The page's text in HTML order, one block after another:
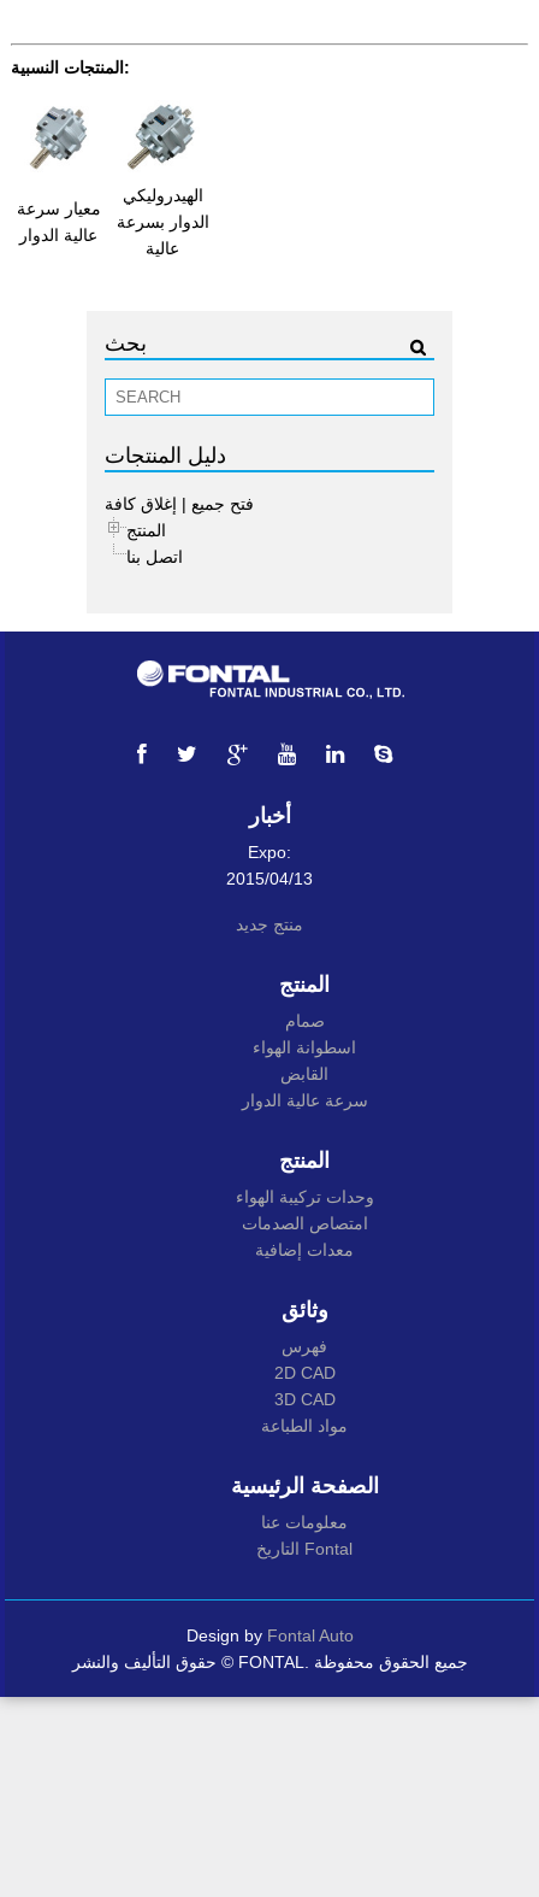
المنتجات النسبية:
معيار سرعة
عالية الدوار
الهيدروليكي
الدوار بسرعة
عالية
بحث
دليل المنتجات
فتح جميع | إغلاق كافة
المنتج
اتصل بنا
أخبار
Expo:
2015/04/13
منتج جديد
المنتج
صمام
اسطوانة الهواء
القابض
سرعة عالية الدوار
المنتج
وحدات تركيبة الهواء
امتصاص الصدمات
معدات إضافية
وثائق
فهرس
2D CAD
3D CAD
مواد الطباعة
الصفحة الرئيسية
معلومات عنا
التاريخ Fontal
Design by Fontal Auto
حقوق التأليف والنشر © FONTAL. جميع الحقوق محفوظة